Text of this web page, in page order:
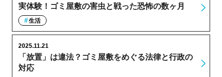
実体験！ゴミ屋敷の害虫と戦った恐怖の数ヶ月
生活
「放置」は違法？ゴミ屋敷をめぐる法律と行政の
対応
2025.11.21